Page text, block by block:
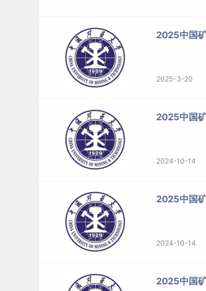
2025中国
2025-3-20
2025中国
2024-10-14
2025中国
2024-10-14
2025中国